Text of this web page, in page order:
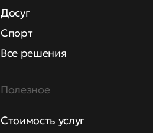
Досуг
Спорт
Все решения
Полезное
Стоимость услуг